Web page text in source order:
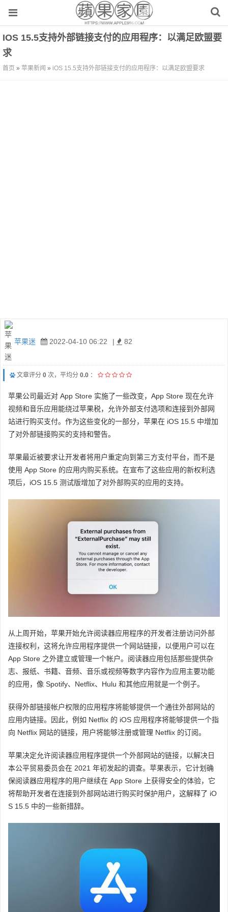
IOS 15.5支持外部链接支付的应用程序：以满足欧盟要
求
首页 » 苹果新闻 » iOS 15.5支持外部链接支付的应用程序：以满足欧盟要求
苹果迷 2022-04-10 06:22 | 82
文章评分 0 次，平均分 0.0 ：
苹果公司最近对 App Store 实施了一些改变，App Store 现在允许
视频和音乐应用能绕过苹果税，允许外部支付选项和连接到外部网
站进行购买支付。作为这些变化的一部分，苹果在 iOS 15.5 中增加
了对外部链接购买的支持和警告。
苹果最近被要求让开发者将用户重定向到第三方支付平台，而不是
使用 App Store 的应用内购买系统。在宣布了这些应用的新权利选
项后，iOS 15.5 测试版增加了对外部购买的应用的支持。
从上周开始，苹果开始允许阅读器应用程序的开发者注册访问外部
连接权利，这将允许应用程序提供一个网站链接，以便用户可以在
App Store 之外建立或管理一个帐户。阅读器应用包括那些提供杂
志、报纸、书籍、音频、音乐或视频等数字内容作为应用主要功能
的应用，像 Spotify、Netflix、Hulu 和其他应用就是一个例子。
获得外部链接帐户权限的应用程序将能够提供一个通往外部网站的
应用内链接。因此，例如 Netflix 的 iOS 应用程序将能够提供一个指
向 Netflix 网站的链接，用户将能够注册或管理 Netflix 的订阅。
苹果决定允许阅读器应用程序提供一个外部网站的链接，以解决日
本公平贸易委员会在 2021 年初发起的调查。苹果表示，它计划确
保阅读器应用程序的用户继续在 App Store 上获得安全的体验，它
将帮助开发者在连接到外部网站进行购买时保护用户，这解释了 iO
S 15.5 中的一些新措辞。